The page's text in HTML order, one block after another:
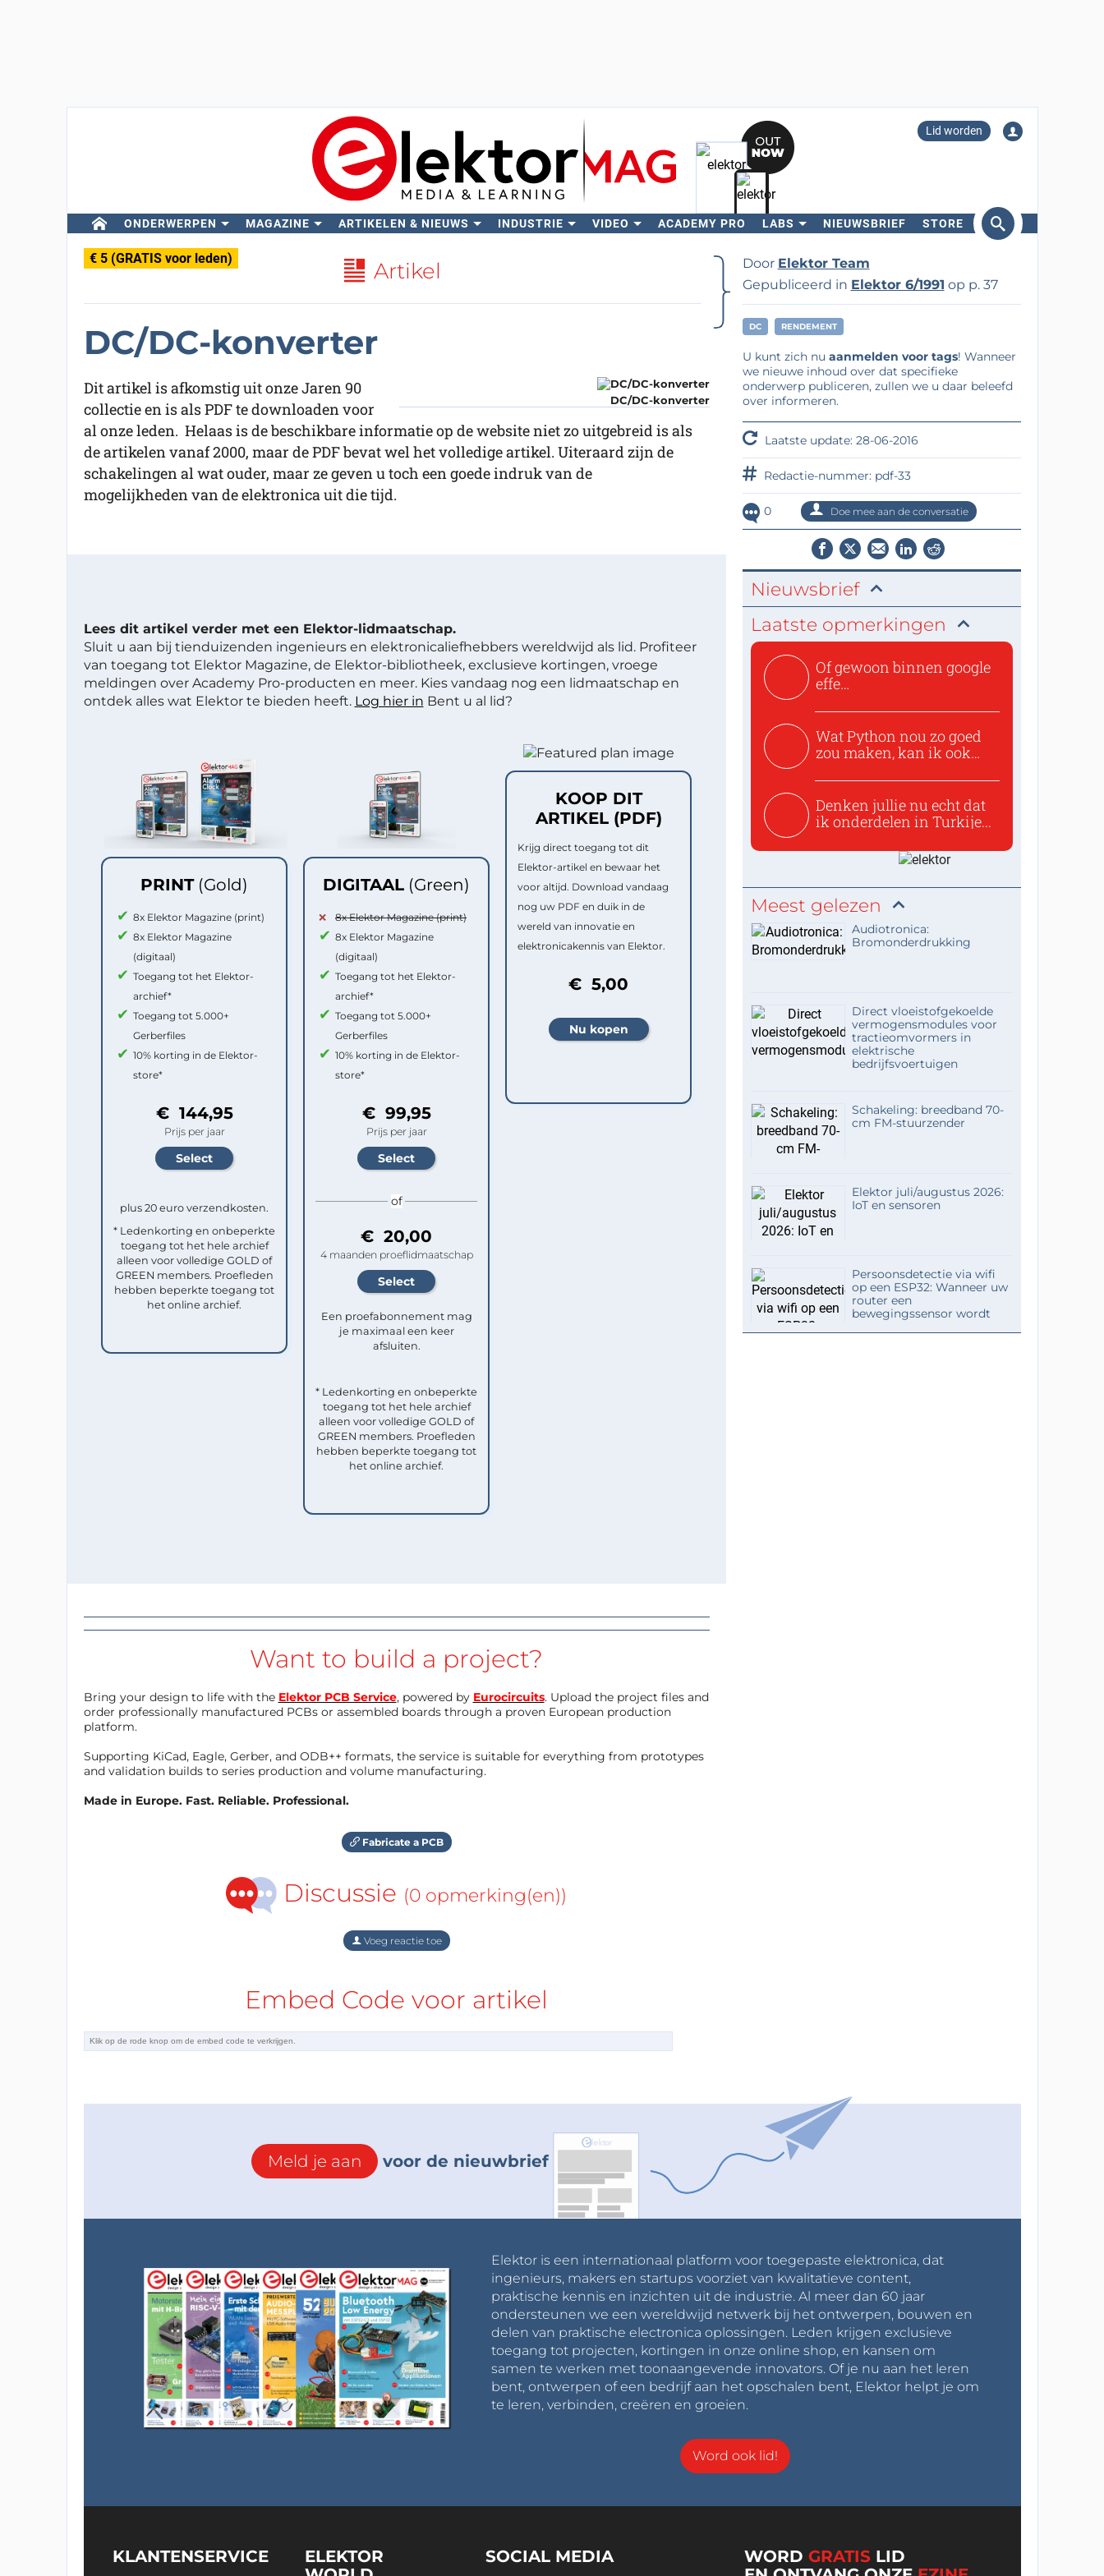
Lid worden
ONDERWERPEN MAGAZINE ARTIKELEN & NIEUWS INDUSTRIE VIDEO ACADEMY PRO LABS NIEUWSBRIEF STORE
€ 5 (GRATIS voor leden) Artikel
DC/DC-konverter
DC/DC-konverter
Dit artikel is afkomstig uit onze Jaren 90
collectie en is als PDF te downloaden voor
al onze leden. Helaas is de beschikbare informatie op de website niet zo uitgebreid is als
de artikelen vanaf 2000, maar de PDF bevat wel het volledige artikel. Uiteraard zijn de
schakelingen al wat ouder, maar ze geven u toch een goede indruk van de
mogelijkheden van de elektronica uit die tijd.
Lees dit artikel verder met een Elektor-lidmaatschap.
Sluit u aan bij tienduizenden ingenieurs en elektronicaliefhebbers wereldwijd als lid. Profiteer
van toegang tot Elektor Magazine, de Elektor-bibliotheek, exclusieve kortingen, vroege
meldingen over Academy Pro-producten en meer. Kies vandaag nog een lidmaatschap en
ontdek alles wat Elektor te bieden heeft. Log hier in Bent u al lid?
PRINT (Gold)
8x Elektor Magazine (print)
8x Elektor Magazine
(digitaal)
Toegang tot het Elektor-
archief*
Toegang tot 5.000+
Gerberfiles
10% korting in de Elektor-
store*
€ 144,95
Prijs per jaar
plus 20 euro verzendkosten.
* Ledenkorting en onbeperkte
toegang tot het hele archief
alleen voor volledige GOLD of
GREEN members. Proefleden
hebben beperkte toegang tot
het online archief.
DIGITAAL (Green)
8x Elektor Magazine (print)
8x Elektor Magazine
(digitaal)
Toegang tot het Elektor-
archief*
Toegang tot 5.000+
Gerberfiles
10% korting in de Elektor-
store*
€ 99,95
Prijs per jaar
of
€ 20,00
4 maanden proeflidmaatschap
Een proefabonnement mag
je maximaal een keer
afsluiten.
* Ledenkorting en onbeperkte
toegang tot het hele archief
alleen voor volledige GOLD of
GREEN members. Proefleden
hebben beperkte toegang tot
het online archief.
KOOP DIT
ARTIKEL (PDF)
Krijg direct toegang tot dit
Elektor-artikel en bewaar het
voor altijd. Download vandaag
nog uw PDF en duik in de
wereld van innovatie en
elektronicakennis van Elektor.
€ 5,00
Want to build a project?
Bring your design to life with the Elektor PCB Service, powered by Eurocircuits. Upload the project files and
order professionally manufactured PCBs or assembled boards through a proven European production
platform.
Supporting KiCad, Eagle, Gerber, and ODB++ formats, the service is suitable for everything from prototypes
and validation builds to series production and volume manufacturing.
Made in Europe. Fast. Reliable. Professional.
Fabricate a PCB
Discussie (0 opmerking(en))
Voeg reactie toe
Embed Code voor artikel
Door Elektor Team
Gepubliceerd in Elektor 6/1991 op p. 37
DC RENDEMENT
U kunt zich nu aanmelden voor tags! Wanneer
we nieuwe inhoud over dat specifieke
onderwerp publiceren, zullen we u daar beleefd
over informeren.
Laatste update: 28-06-2016
Redactie-nummer: pdf-33
0 Doe mee aan de conversatie
Nieuwsbrief
Laatste opmerkingen
Of gewoon binnen google
effe
Wat Python nou zo goed
zou maken, kan ik ook
Denken jullie nu echt dat
ik onderdelen in Turkije...
Meest gelezen
Audiotronica:
Bromonderdrukking
Direct vloeistofgekoelde
vermogensmodules voor
tractieomvormers in
elektrische
bedrijfsvoertuigen
Schakeling: breedband 70-
cm FM-stuurzender
Elektor juli/augustus 2026:
IoT en sensoren
Persoonsdetectie via wifi
op een ESP32: Wanneer uw
router een
bewegingssensor wordt
Meld je aan voor de nieuwbrief
Elektor is een internationaal platform voor toegepaste elektronica, dat
ingenieurs, makers en startups voorziet van kwalitatieve content,
praktische kennis en inzichten uit de industrie. Al meer dan 60 jaar
ondersteunen we een wereldwijd netwerk bij het ontwerpen, bouwen en
delen van praktische electronica oplossingen. Leden krijgen exclusieve
toegang tot projecten, kortingen in onze online shop, en kansen om
samen te werken met toonaangevende innovators. Of je nu aan het leren
bent, ontwerpen of een bedrijf aan het opschalen bent, Elektor helpt je om
te leren, verbinden, creëren en groeien.
Word ook lid!
KLANTENSERVICE
ELEKTOR
SOCIAL MEDIA WORDGRATIS LID